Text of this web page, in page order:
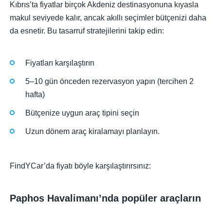
Kıbrıs’ta fiyatlar birçok Akdeniz destinasyonuna kıyasla
makul seviyede kalır, ancak akıllı seçimler bütçenizi daha
da esnetir. Bu tasarruf stratejilerini takip edin:
Fiyatları karşılaştırın
5–10 gün önceden rezervasyon yapın (tercihen 2
hafta)
Bütçenize uygun araç tipini seçin
Uzun dönem araç kiralamayı planlayın.
FindYCar’da fiyatı böyle karşılaştırırsınız:
Paphos Havalimanı’nda popüler araçların